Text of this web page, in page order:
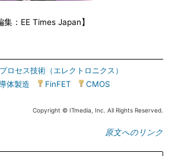
集：EE Times Japan】
プロセス技術（エレクトロニクス）
体製造 FinFET CMOS
Copyright © ITmedia, Inc. All Rights Reserved.
原文へのリンク